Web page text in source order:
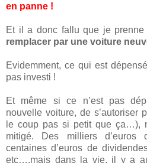
en panne !
Et il a donc fallu que je
remplacer par une voiture
Evidemment, ce qui est
pas investi !
Et même si ce n’est pas
nouvelle voiture, de s’autoriser
le coup pas si petit que ça…),
mitigé. Des milliers d’euros
centaines d’euros de
etc….mais dans la vie, il y a